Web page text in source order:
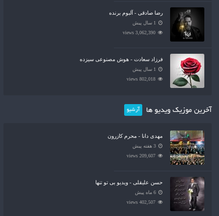
رضا صادقی - آلبوم برنده
1 سال پیش
3,062,390 views
فرزاد سعادت - هوش مصنوعی سیزده
1 سال پیش
802,018 views
آخرین موزیک ویدیو ها آرشیو
مهدی دانا - محرم کازرون
3 هفته پیش
209,607 views
حسن علیقلی - ویدیو بی تو تنها
6 ماه پیش
402,507 views